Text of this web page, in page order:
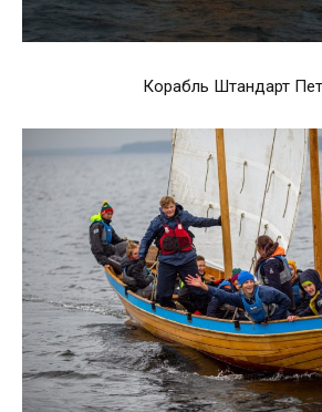
Корабль Штандарт